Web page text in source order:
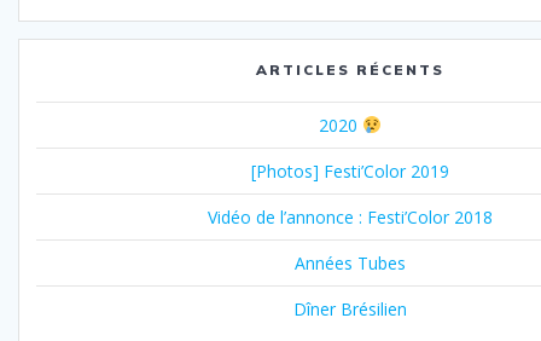
ARTICLES RÉCENTS
2020
[Photos] Festi’Color 2019
Vidéo de l’annonce : Festi’Color 2018
Années Tubes
Dîner Brésilien